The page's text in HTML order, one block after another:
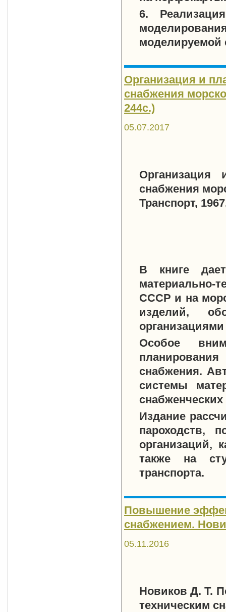
6.
моделируемой
Организация и
снабжения
244с.)
05.07.2017
Организация
снабжения
Транспорт,
В книге
материально-
СССР и на
изделий,
Особое
планирования
снабжения.
системы
Издание
пароходств,
организаций,
также на
транспорта.
Повышение
снабжением.
05.11.2016
Новиков Д. Т.
техническим